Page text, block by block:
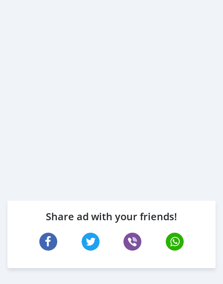
Share ad with your friends!